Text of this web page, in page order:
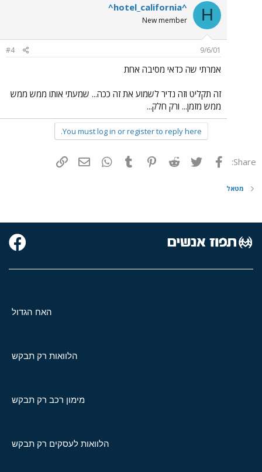
H
^hotel_california^
New member
9/6/01
#4
אמרתי שה כדאי מסיבה אחת
זה תקליט וזה נדיר לשמוע את זה ככה... שמעתי אותו ממש ממש
ממש מזמן... ורק חלק...
You must log in or register to reply here.
Share: פייסבוק Twitter
Reddit
Pinterest
Tumblr
WhatsAppדואר אלקטרוני
מטאל
האח הגדול
הלוואות רק תבקש
מימון רכב רק תבקש
הלוואות לעסקים רק תבקש